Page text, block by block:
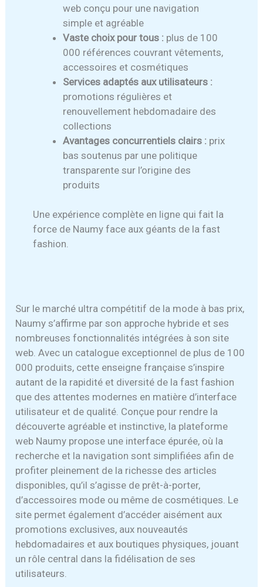
web conçu pour une navigation
simple et agréable
Vaste choix pour tous : plus de 100
000 références couvrant vêtements,
accessoires et cosmétiques
Services adaptés aux utilisateurs :
promotions régulières et
renouvellement hebdomadaire des
collections
Avantages concurrentiels clairs : prix
bas soutenus par une politique
transparente sur l’origine des
produits
Une expérience complète en ligne qui fait la
force de Naumy face aux géants de la fast
fashion.
Sur le marché ultra compétitif de la mode à bas prix,
Naumy s’affirme par son approche hybride et ses
nombreuses fonctionnalités intégrées à son site
web. Avec un catalogue exceptionnel de plus de 100
000 produits, cette enseigne française s’inspire
autant de la rapidité et diversité de la fast fashion
que des attentes modernes en matière d’interface
utilisateur et de qualité. Conçue pour rendre la
découverte agréable et instinctive, la plateforme
web Naumy propose une interface épurée, où la
recherche et la navigation sont simplifiées afin de
profiter pleinement de la richesse des articles
disponibles, qu’il s’agisse de prêt-à-porter,
d’accessoires mode ou même de cosmétiques. Le
site permet également d’accéder aisément aux
promotions exclusives, aux nouveautés
hebdomadaires et aux boutiques physiques, jouant
un rôle central dans la fidélisation de ses
utilisateurs.